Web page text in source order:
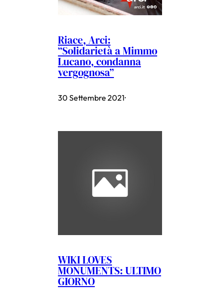
Riace, Arci:
“Solidarietà a Mimmo
Lucano, condanna
vergognosa”
30 Settembre 2021·
WIKI LOVES
MONUMENTS: ULTIMO
GIORNO